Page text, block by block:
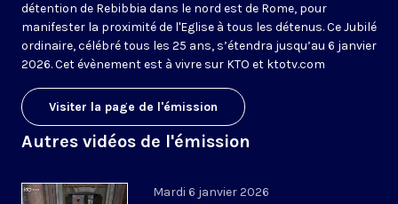
détention de Rebibbia dans le nord est de Rome, pour
manifester la proximité de l'Eglise à tous les détenus. Ce Jubilé
ordinaire, célébré tous les 25 ans, s’étendra jusqu’au 6 janvier
2026. Cet évènement est à vivre sur KTO et ktotv.com
Visiter la page de l'émission
Autres vidéos de l'émission
Mardi 6 janvier 2026